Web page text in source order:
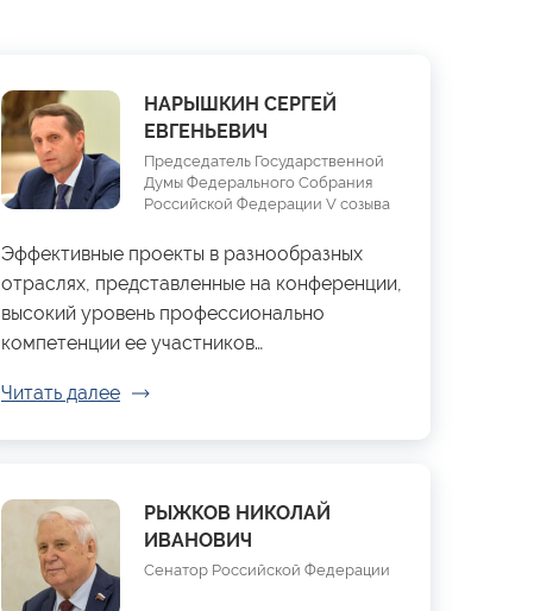
НАРЫШКИН СЕРГЕЙ
ЕВГЕНЬЕВИЧ
Председатель Государственной
Думы Федерального Собрания
Российской Федерации V созыва
Эффективные проекты в разнообразных
отраслях, представленные на конференции,
высокий уровень профессионально
компетенции ее участников…
Читать далее
РЫЖКОВ НИКОЛАЙ
ИВАНОВИЧ
Сенатор Российской Федерации